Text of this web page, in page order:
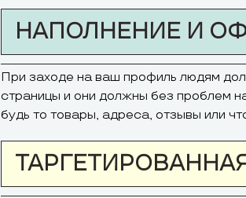
НАПОЛНЕНИЕ И
При заходе на ваш профиль людям
страницы и они должны без проблем
будь то товары, адреса, отзывы или